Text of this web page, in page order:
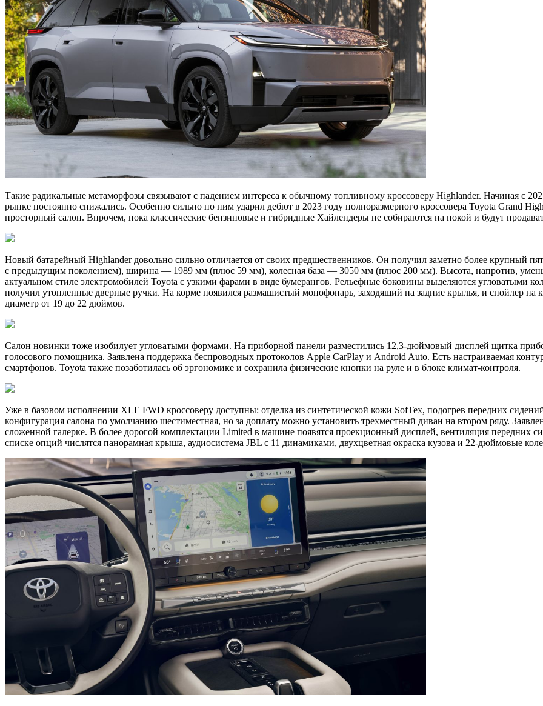
Такие радикальные метаморфозы связывают с падением интереса к обычному топливному кроссоверу Highlander. Начиная с
рынке постоянно снижались. Особенно сильно по ним ударил дебют в 2023 году полноразмерного кроссовера Toyota Grand
просторный салон. Впрочем, пока классические бензиновые и гибридные Хайлендеры не собираются на покой и будут
Новый батарейный Highlander довольно сильно отличается от своих предшественников. Он получил заметно более
с предыдущим поколением), ширина — 1989 мм (плюс 59 мм), колесная база — 3050 мм (плюс 200 мм). Высота, напротив,
актуальном стиле электромобилей Toyota c узкими фарами в виде бумерангов. Рельефные боковины выделяются угловатыми
получил утопленные дверные ручки. На корме появился размашистый монофонарь, заходящий на задние крылья, и спойлер
диаметр от 19 до 22 дюймов.
Салон новинки тоже изобилует угловатыми формами. На приборной панели разместились 12,3-дюймовый дисплей щитка
голосового помощника. Заявлена поддержка беспроводных протоколов Apple CarPlay и Android Auto. Есть настраиваемая
смартфонов. Toyota также позаботилась об эргономике и сохранила физические кнопки на руле и в блоке климат-контроля.
Уже в базовом исполнении XLE FWD кроссоверу доступны: отделка из синтетической кожи SofTex, подогрев передних
конфигурация салона по умолчанию шестиместная, но за доплату можно установить трехместный диван на втором ряду.
сложенной галерке. В более дорогой комплектации Limited в машине появятся проекционный дисплей, вентиляция передних
списке опций числятся панорамная крыша, аудиосистема JBL с 11 динамиками, двухцветная окраска кузова и 22-дюймовые